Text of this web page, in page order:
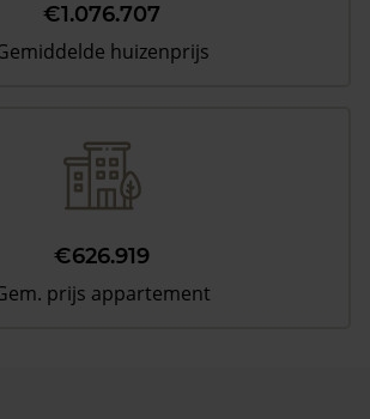
€1.076.707
huizenprijs
€626.919
prijs appartement